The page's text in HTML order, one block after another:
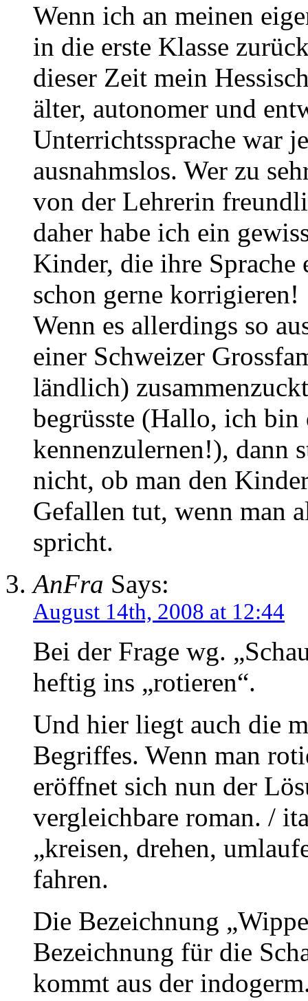
Wenn ich an meinen
in die erste Klasse
dieser Zeit mein
älter, autonomer und
Unterrichtssprache war
ausnahmslos. Wer zu
von der Lehrerin
daher habe ich ein
Kinder, die ihre Sprache
schon gerne korrigieren!
Wenn es allerdings so
einer Schweizer
ländlich)
begrüsste (Hallo, ich bin
kennenzulernen!), dann
nicht, ob man den
Gefallen tut, wenn man
spricht.
AnFra Says:
August 14th, 2008 at 12:44
Bei der Frage wg.
heftig ins „rotieren“.
Und hier liegt auch die
Begriffes. Wenn man
eröffnet sich nun der
vergleichbare roman. /
„kreisen, drehen,
fahren.
Die Bezeichnung
Bezeichnung für die
kommt aus der